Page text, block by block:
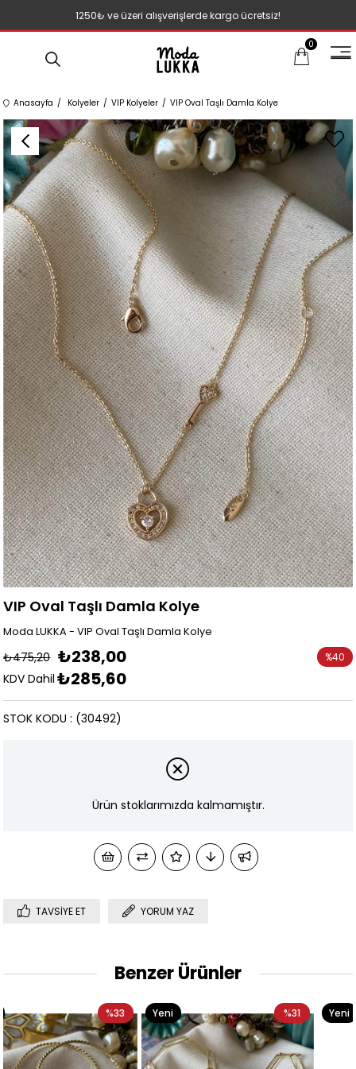
1250₺ ve üzeri alışverişlerde kargo ücretsiz!
0
Anasayfa Kolyeler VIP Kolyeler VIP Oval Taşlı Damla Kolye
VIP Oval Taşlı Damla Kolye
Moda LUKKA - VIP Oval Taşlı Damla Kolye
₺475,20 ₺238,00
KDV Dahil ₺285,60
%40
(30492)
STOK KODU
Ürün stoklarımızda kalmamıştır.
TAVSIYE ET YORUM YAZ
Benzer Ürünler
%31
Yeni
Ürün
Yeni
Ürün